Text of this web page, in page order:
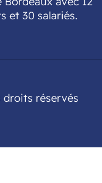
et 30 salariés.
droits réservés